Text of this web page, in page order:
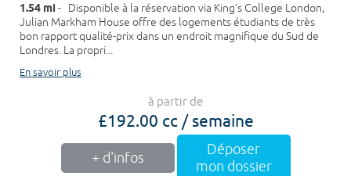
1.54 mi - Disponible à la réservation via King’s College London,
Julian Markham House offre des logements étudiants de très
bon rapport qualité-prix dans un endroit magnifique du Sud de
Londres. La propri...
En savoir plus
à partir de
£192.00 cc / semaine
+ d'infos
Déposer
mon dossier